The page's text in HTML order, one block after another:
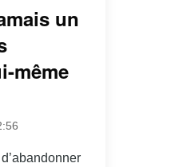
un
même